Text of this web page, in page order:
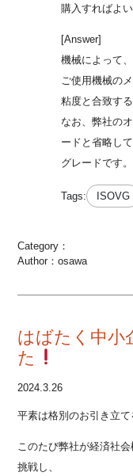
購入すればよ
[Answer]
機械によって
ご使用機械の
粘度と合致す
なお、弊社の
ードと省略し
グレードです。
Tags: ISOVG
Category：
Author：osawa
はばたく中小
た
2024.3.26
平素は格別のお引き立て
このたび弊社が経済社
挑戦し、